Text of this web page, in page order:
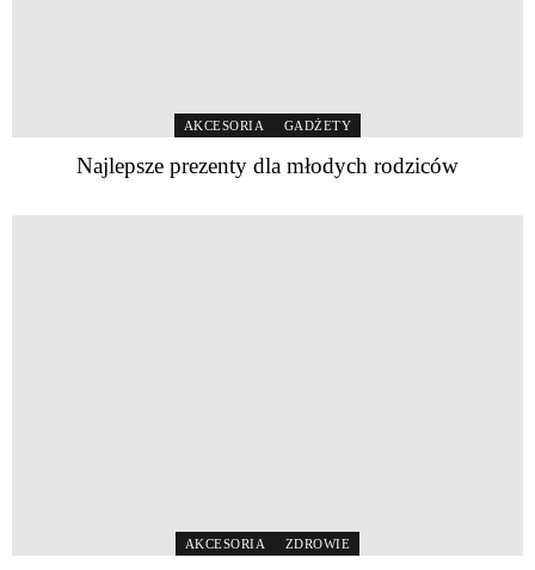
AKCESORIA GADŻETY
Najlepsze prezenty dla młodych rodziców
AKCESORIA ZDROWIE